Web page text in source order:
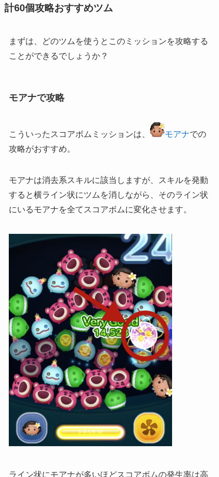
計60個攻略おすすめツム
まずは、どのツムを使うとこのミッションを攻略する
ことができるでしょうか？
モアナで攻略
こういったスコアボムミッションは、 モアナでの
攻略がおすすめ。
モアナは消去系スキルに該当しますが、スキルを発動
すると横ライン状にツムを消しながら、そのライン状
にいるモアナを全てスコアボムに変化させます。
ライン状にモアナが多いほどスコアボムの発生率は高